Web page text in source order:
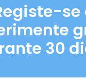
se
30